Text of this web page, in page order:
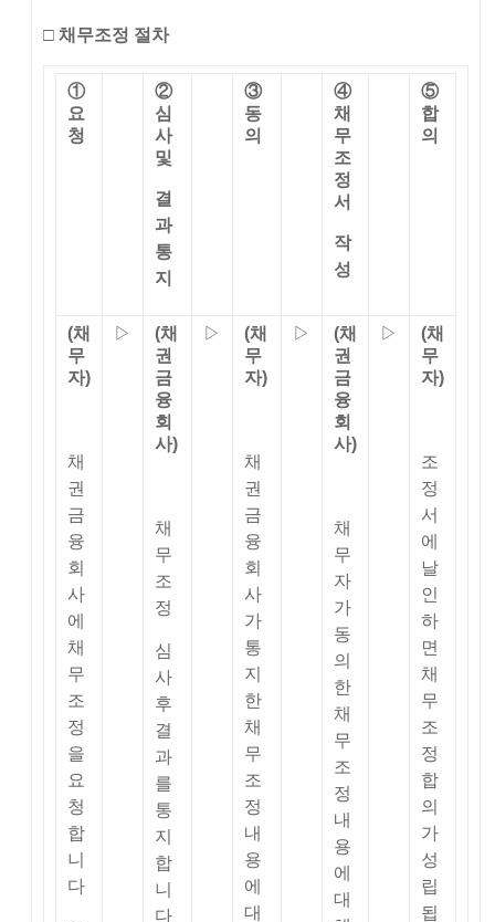
□채무조정 절차
①
요
청
②
심
사
및
결
과
통
지
③
동
의
④
채
무
조
정
서
작
성
⑤
합
의
(채
무
자)
채
권
금
융
회
사
에
채
무
조
정
을
요
청
합
니
다
▷ (채
권
금
융
회
사)
채
무
조
정
심
사
후
결
과
를
통
지
합
니
다
▷ (채
무
자)
채
권
금
융
회
사
가
통
지
한
채
무
조
정
내
용
에
대
▷ (채
권
금
융
회
사)
채
무
자
가
동
의
한
채
무
조
정
내
용
에
대
▷ (채
무
자)
조
정
서
에
날
인
하
면
채
무
조
정
합
의
가
성
립
됩